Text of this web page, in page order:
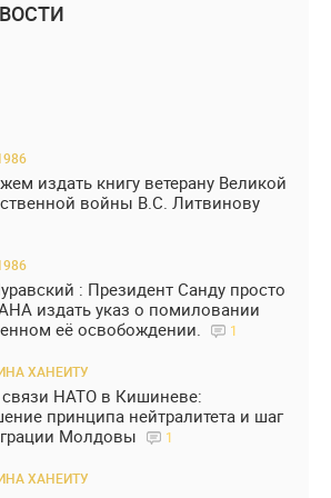
издать книгу ветерану Великой
войны В.С. Литвинову
: Президент Санду просто
издать указ о помиловании
её освобождении.
1
ХАНЕИТУ
НАТО в Кишиневе:
принципа нейтралитета и шаг
Молдовы
1
ХАНЕИТУ